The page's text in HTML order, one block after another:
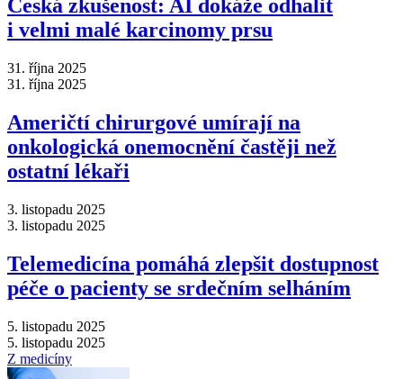
Česká zkušenost: AI dokáže odhalit
i velmi malé karcinomy prsu
31. října 2025
31. října 2025
Američtí chirurgové umírají na
onkologická onemocnění častěji než
ostatní lékaři
3. listopadu 2025
3. listopadu 2025
Telemedicína pomáhá zlepšit dostupnost
péče o pacienty se srdečním selháním
5. listopadu 2025
5. listopadu 2025
Z medicíny